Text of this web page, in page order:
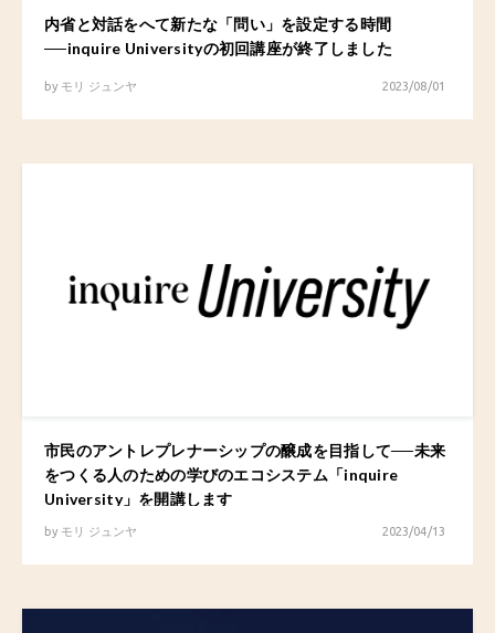
内省と対話をへて新たな「問い」を設定する時間
──inquire Universityの初回講座が終了しました
by モリ ジュンヤ 2023/08/01
市民のアントレプレナーシップの醸成を目指して──未来
をつくる人のための学びのエコシステム「inquire
University」を開講します
by モリ ジュンヤ 2023/04/13